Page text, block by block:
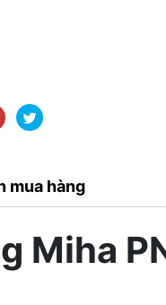
mua hàng
Miha